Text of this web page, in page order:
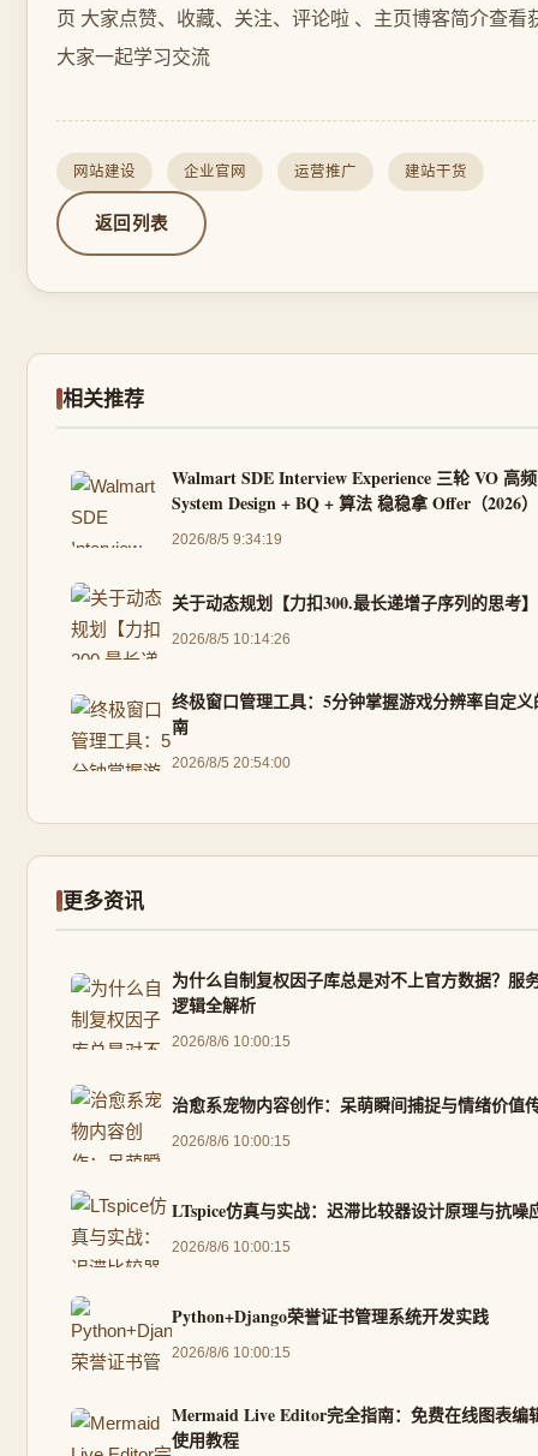
页 大家点赞、收藏、关注、评论啦 、主页博客简介查看
大家一起学习交流
网站建设 企业官网 运营推广 建站干货
返回列表
相关推荐
Walmart SDE Interview Experience 三轮 VO 高
System Design + BQ + 算法 稳稳拿 Offer（2026）
2026/8/5 9:34:19
关于动态规划【力扣300.最长递增子序列的思考】
2026/8/5 10:14:26
终极窗口管理工具：5分钟掌握游戏分辨率自定
南
2026/8/5 20:54:00
更多资讯
为什么自制复权因子库总是对不上官方数据？服
逻辑全解析
2026/8/6 10:00:15
治愈系宠物内容创作：呆萌瞬间捕捉与情绪价值
2026/8/6 10:00:15
LTspice仿真与实战：迟滞比较器设计原理与抗噪
2026/8/6 10:00:15
Python+Django荣誉证书管理系统开发实践
2026/8/6 10:00:15
Mermaid Live Editor完全指南：免费在线图表编
使用教程